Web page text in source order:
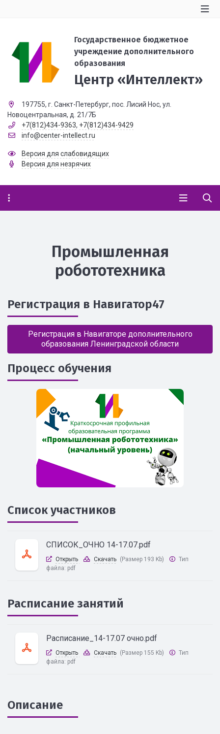
Государственное бюджетное
учреждение дополнительного
образования
Центр «Интеллект»
197755, г. Санкт-Петербург, пос. Лисий Нос, ул.
Новоцентральная, д. 21/7Б
+7(812)434-9363, +7(812)434-9429
info@center-intellect.ru
Версия для слабовидящих
Версия для незрячих
Промышленная
робототехника
Регистрация в Навигатор47
Регистрация в Навигаторе дополнительного
образования Ленинградской области
Процесс обучения
Список участников
СПИСОК_ОЧНО 14-17.07.pdf
Открыть Скачать (Размер 193 Kb)
Тип
файла: pdf
Расписание занятий
Расписание_14-17.07 очно.pdf
Открыть Скачать (Размер 155 Kb)
Тип
файла: pdf
Описание